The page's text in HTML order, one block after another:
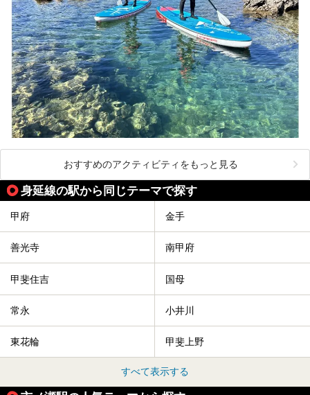
おすすめのアクティビティをもっと見る
身延線の駅から同じテーマで探す
甲府 金手
善光寺 南甲府
甲斐住吉 国母
常永 小井川
東花輪 甲斐上野
すべて表示する